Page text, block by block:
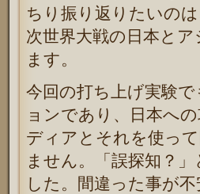
ちり振り返りたいの
次世界大戦の日本と
ます。
今回の打ち上げ実験
ョンであり、日本へ
ディアとそれを使っ
ません。「誤探知？
した。間違った事が